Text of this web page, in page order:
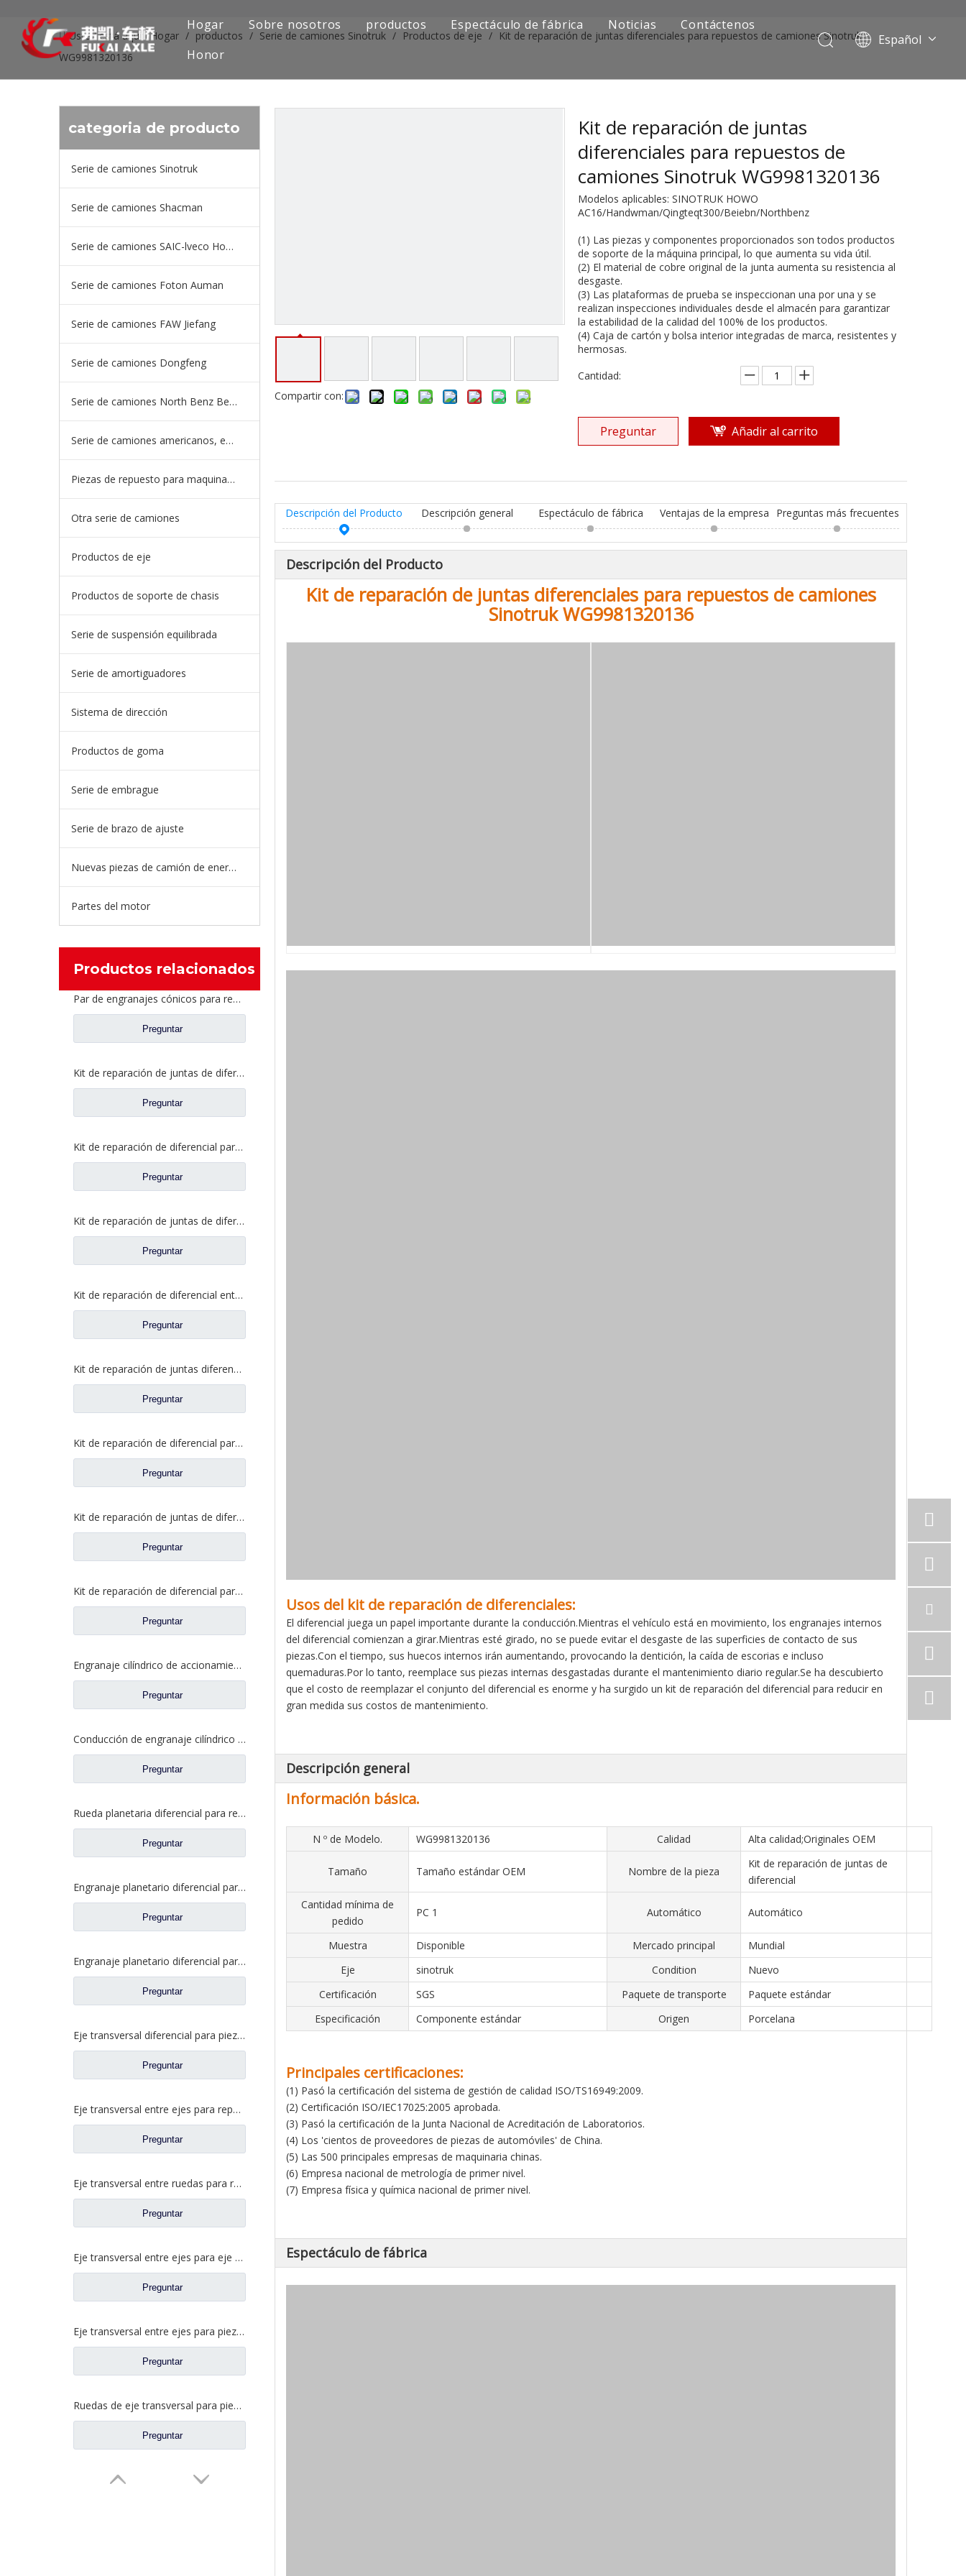
Hogar Sobre nosotros productos
Serie de camiones SAIC-lveco Hongyan
Serie de camiones europea y japonesa
Piezas de repuesto para maquinaria de ingeniería de camiones mineros
Espectáculo de fábrica Noticias
Contáctenos
Honor
Español
Pусский
Usted está aquí: Hogar / productos / Serie de camiones Sinotruk / Productos de eje / Kit de reparación de juntas diferenciales para repuestos de camiones Sinotruk
WG9981320136
categoria de producto
Serie de camiones Sinotruk
Serie de camiones Shacman
Serie de camiones SAIC-lveco Hongyan
Serie de camiones Foton Auman
Serie de camiones FAW Jiefang
Serie de camiones Dongfeng
Serie de camiones North Benz Beiben
Serie de camiones americanos, europeos y japoneses
Piezas de repuesto para maquinaria de ingeniería de camiones mineros
Otra serie de camiones
Productos de eje
Productos de soporte de chasis
Serie de suspensión equilibrada
Serie de amortiguadores
Sistema de dirección
Productos de goma
Serie de embrague
Serie de brazo de ajuste
Nuevas piezas de camión de energía
Partes del motor
Productos relacionados
Par de engranajes cónicos para repuestos de camiones Sinotruk Hande Man HD90009320239
Preguntar
Kit de reparación de juntas de diferencial para piezas de camiones Sinotruk HOWO Stryer Wg9231320271
Preguntar
Kit de reparación de diferencial para repuestos de camiones Sinotruk HOWO/Styer WG9231320272/WG9231320273/WG9231320274
Preguntar
Kit de reparación de juntas de diferencial entre ejes para repuestos de camiones Sinotruk Howo WG9014320166
Preguntar
Kit de reparación de diferencial entre ejes para repuestos de camiones Sinotruk STR HOWO 199014320166
Preguntar
Kit de reparación de juntas diferenciales para repuestos de camiones Sinotruk STR HOWO WG9014320165/WG9014320198/WG9014320503
Preguntar
Kit de reparación de diferencial para piezas de camiones Sinotruk Str/HOWO Wg9014320165/Wg9014320198/Wg9014320503
Preguntar
Kit de reparación de juntas de diferencial para repuestos de camiones Sinotruk HOWO AC16 WG9981320020/WG9981320320/WG9981320325
Preguntar
Kit de reparación de diferencial para repuestos WG9981320020 de camión HOWO Sinotruk AC16
Preguntar
Engranaje cilíndrico de accionamiento para repuestos de camiones HOWO Sinotruk Az9231320136/199014320136
Preguntar
Conducción de engranaje cilíndrico para repuestos de camiones Sinotruk HOWO AZ9981320130
Preguntar
Rueda planetaria diferencial para repuestos de camiones Sinotruk HOWO AC16 WG9231320227
Preguntar
Engranaje planetario diferencial para repuestos de camiones Sinotruk Steyr/HOWO 199012320010/Wg9012320010
Preguntar
Engranaje planetario diferencial para piezas de camiones HOWO Sinotruk Wg9231320152
Preguntar
Eje transversal diferencial para piezas de camiones Sinotruk HOWO / Styer 199014320091
Preguntar
Eje transversal entre ejes para repuestos de camiones Sinotruk Howo AZ9981320439
Preguntar
Eje transversal entre ruedas para repuestos de camiones Sinotruk HOWO AC16 AZ9981320031
Preguntar
Eje transversal entre ejes para eje Sinotruk Steyr/HOWO AC16 AZ9981320139
Preguntar
Eje transversal entre ejes para piezas de camión Sinotruk HOWO 08 AZ9231320223
Preguntar
Ruedas de eje transversal para piezas de camiones pesados ​​Sinotruk HOWO /Styer AZ9981320150 WG9981320150
Preguntar
Compartir con:
Kit de reparación de juntas
diferenciales para repuestos de
camiones Sinotruk WG9981320136
Modelos aplicables: SINOTRUK HOWO
AC16/Handwman/Qingteqt300/Beiebn/Northbenz
(1) Las piezas y componentes proporcionados son todos productos
de soporte de la máquina principal, lo que aumenta su vida útil.
(2) El material de cobre original de la junta aumenta su resistencia al
desgaste.
(3) Las plataformas de prueba se inspeccionan una por una y se
realizan inspecciones individuales desde el almacén para garantizar
la estabilidad de la calidad del 100% de los productos.
(4) Caja de cartón y bolsa interior integradas de marca, resistentes y
hermosas.
Cantidad:
Preguntar Añadir al carrito
Descripción del Producto Descripción general Espectáculo de fábrica Ventajas de la empresa Preguntas más frecuentes
Descripción del Producto
Kit de reparación de juntas diferenciales para repuestos de camiones
Sinotruk WG9981320136
Usos del kit de reparación de diferenciales:
El diferencial juega un papel importante durante la conducción.Mientras el vehículo está en movimiento, los engranajes internos
del diferencial comienzan a girar.Mientras esté girado, no se puede evitar el desgaste de las superficies de contacto de sus
piezas.Con el tiempo, sus huecos internos irán aumentando, provocando la dentición, la caída de escorias e incluso
quemaduras.Por lo tanto, reemplace sus piezas internas desgastadas durante el mantenimiento diario regular.Se ha descubierto
que el costo de reemplazar el conjunto del diferencial es enorme y ha surgido un kit de reparación del diferencial para reducir en
gran medida sus costos de mantenimiento.
Descripción general
Información básica.
N º de Modelo. WG9981320136 Calidad Alta calidad;Originales OEM
Tamaño Tamaño estándar OEM Nombre de la pieza
Kit de reparación de juntas de
diferencial
Cantidad mínima de
pedido
PC 1 Automático Automático
Muestra Disponible Mercado principal
Mundial
Eje
sinotruk Condition
Nuevo
Certificación
SGS Paquete de transporte
Paquete estándar
Especificación
Componente estándar Origen Porcelana
Principales certificaciones:
(1) Pasó la certificación del sistema de gestión de calidad ISO/TS16949:2009.
(2) Certificación ISO/IEC17025:2005 aprobada.
(3) Pasó la certificación de la Junta Nacional de Acreditación de Laboratorios.
(4) Los 'cientos de proveedores de piezas de automóviles' de China.
(5) Las 500 principales empresas de maquinaria chinas.
(6) Empresa nacional de metrología de primer nivel.
(7) Empresa física y química nacional de primer nivel.
Espectáculo de fábrica